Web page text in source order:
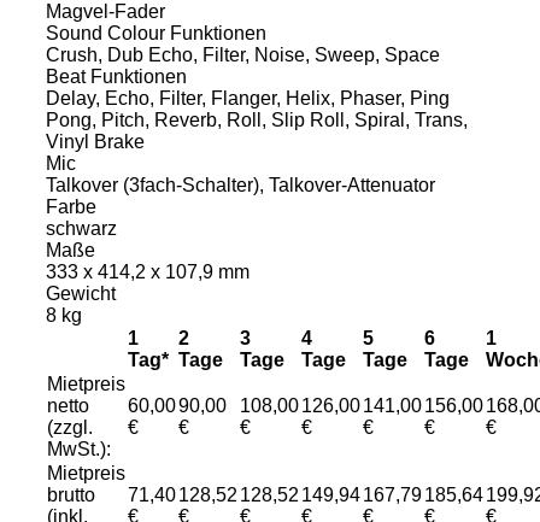
Magvel-Fader
Sound Colour Funktionen
Crush, Dub Echo, Filter, Noise, Sweep, Space
Beat Funktionen
Delay, Echo, Filter, Flanger, Helix, Phaser, Ping
Pong, Pitch, Reverb, Roll, Slip Roll, Spiral, Trans,
Vinyl Brake
Mic
Talkover (3fach-Schalter), Talkover-Attenuator
Farbe
schwarz
Maße
333 x 414,2 x 107,9 mm
Gewicht
8 kg
1
Tag*
2
Tage
3
Tage
4
Tage
5
Tage
6
Tage
1
Mietpreis
netto
(zzgl.
MwSt.):
60,00
€
90,00
€
108,00
€
126,00
€
141,00
€
156,00
€
€
Mietpreis
brutto
(inkl.
71,40
€
128,52
€
128,52
€
149,94
€
167,79
€
185,64
€
€